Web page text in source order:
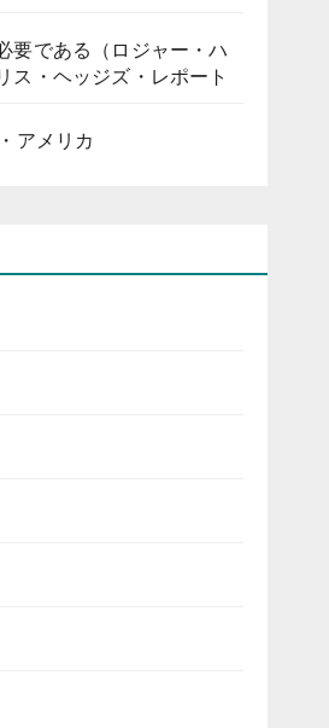
要である（ロジャー・ハ
ス・ヘッジズ・レポート
アメリカ